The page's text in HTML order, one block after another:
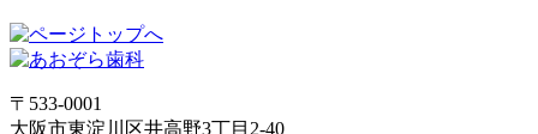
〒533-0001
大阪市東淀川区井高野3丁目2-40